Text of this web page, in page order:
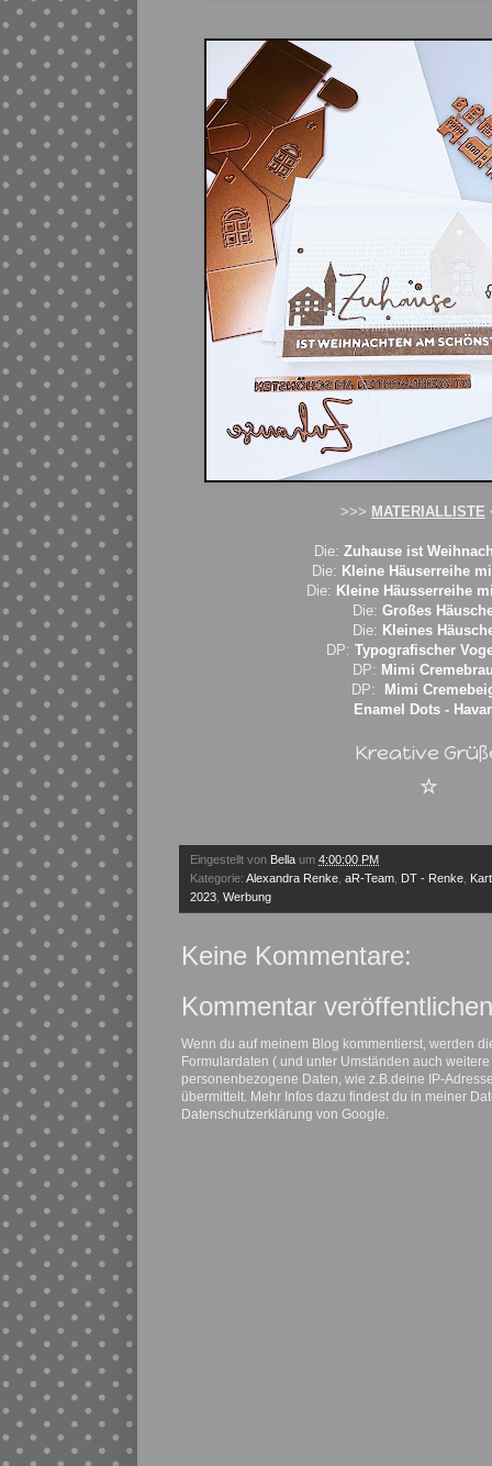
>>> MATERIALLISTE
Die:Zuhause ist
Die: Kleine Häuserreihe
Die: Kleine Häusserreihe
Die:Großes
Die: Kleines
DP: Typografischer
DP: Mimi
DP: Mimi
Enamel Dots -
Kreative
☆
Eingestellt von Bella um 4:00:00 PM
Kategorie: Alexandra Renke aR-Team DT - Renke
2023 Werbung
Keine Kommentare:
Kommentar veröffentlichen
Wenn du auf meinem Blog kommentierst, werden
Formulardaten ( und unter Umständen auch weitere
personenbezogene Daten, wie z.B.deine IP-
übermittelt. Mehr Infos dazu findest du in meiner
Datenschutzerklärung von Google.